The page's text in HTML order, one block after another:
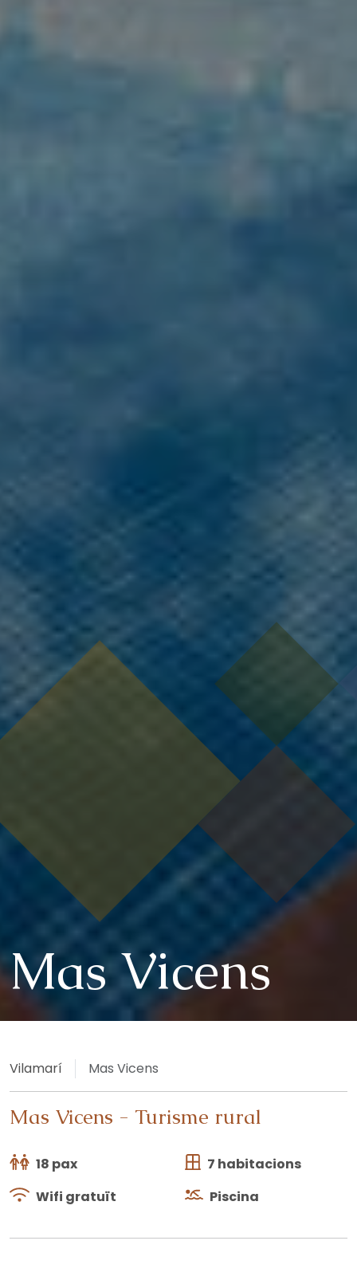
Mas Vicens
Vilamarí Mas Vicens
Mas Vicens - Turisme rural
18 pax
7 habitacions
Wifi gratuït
Piscina